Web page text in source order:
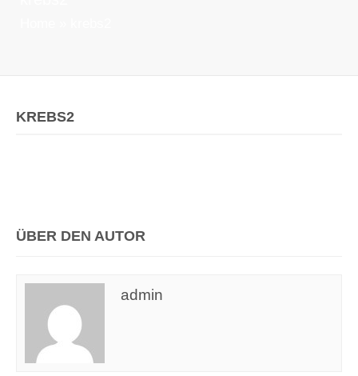
KREBS2
ÜBER DEN AUTOR
admin